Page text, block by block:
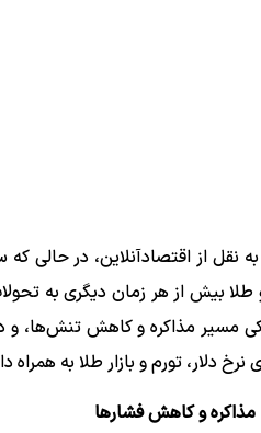
به نقل از اقتصادآنلاین، در
و طلا بیش از هر زمان دیگری به
مسیر مذاکره و کاهش تنش‌ها،
نرخ دلار، تورم و بازار طلا به همراه
و کاهش فشار‌ها